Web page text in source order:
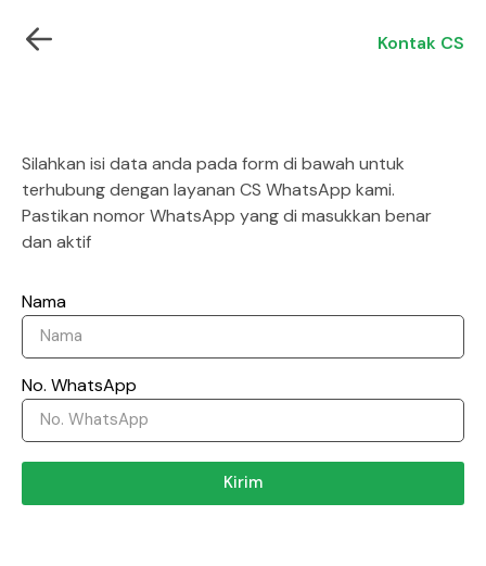
Kontak CS
Silahkan isi data anda pada form di bawah untuk
terhubung dengan layanan CS WhatsApp kami.
Pastikan nomor WhatsApp yang di masukkan benar
dan aktif
Nama
No. WhatsApp
Kirim